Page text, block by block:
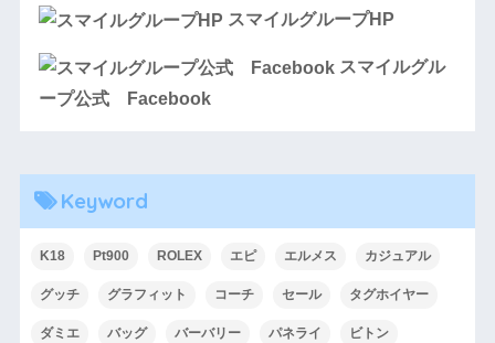
スマイルグループHP
スマイルグル
ープ公式 Facebook
Keyword
K18 Pt900 ROLEX エピ エルメス カジュアル
グッチ グラフィット コーチ セール タグホイヤー
ダミエ バッグ バーバリー パネライ ビトン